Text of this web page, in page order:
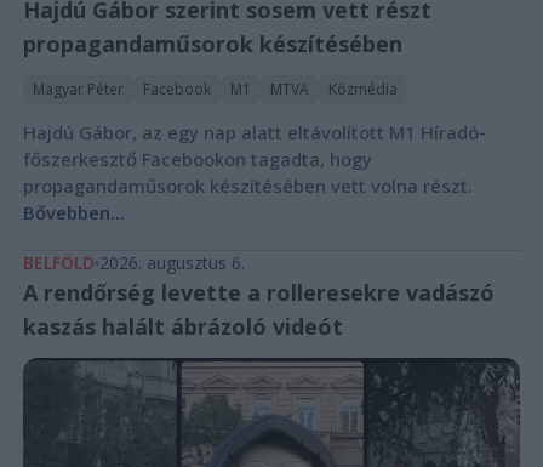
Hajdú Gábor szerint sosem vett részt
propagandaműsorok készítésében
Magyar Péter Facebook M1 MTVA Közmédia
Hajdú Gábor, az egy nap alatt eltávolított M1 Híradó-
főszerkesztő Facebookon tagadta, hogy
propagandaműsorok készítésében vett volna részt.
Bővebben...
BELFÖLD 2026. augusztus 6.
A rendőrség levette a rolleresekre vadászó
kaszás halált ábrázoló videót